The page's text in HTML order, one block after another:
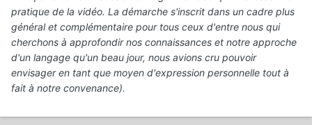
pratique de la vidéo. La démarche s'inscrit dans un cadre plus
général et complémentaire pour tous ceux d'entre nous qui
cherchons à approfondir nos connaissances et notre approche
d'un langage qu'un beau jour, nous avions cru pouvoir
envisager en tant que moyen d'expression personnelle tout à
fait à notre convenance).